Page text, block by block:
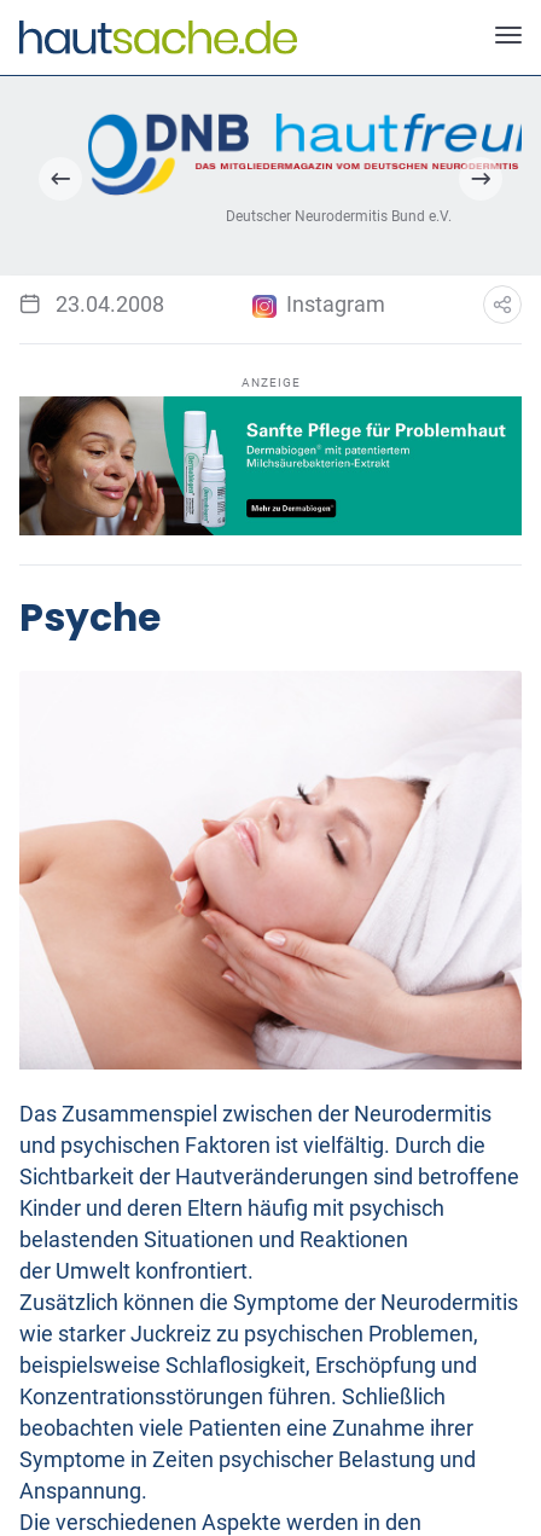
Deutscher Neurodermitis Bund e.V.
23.04.2008 Instagram
ANZEIGE
Psyche
Das Zusammenspiel zwischen der Neurodermitis
und psychischen Faktoren ist vielfältig. Durch die
Sichtbarkeit der Hautveränderungen sind betroffene
Kinder und deren Eltern häufig mit psychisch
belastenden Situationen und Reaktionen
der Umwelt konfrontiert.
Zusätzlich können die Symptome der Neurodermitis
wie starker Juckreiz zu psychischen Problemen,
beispielsweise Schlaflosigkeit, Erschöpfung und
Konzentrationsstörungen führen. Schließlich
beobachten viele Patienten eine Zunahme ihrer
Symptome in Zeiten psychischer Belastung und
Anspannung.
Die verschiedenen Aspekte werden in den